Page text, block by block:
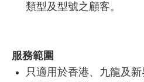
類型及型號之顧客。
服務範圍
只適用於香港、九龍及